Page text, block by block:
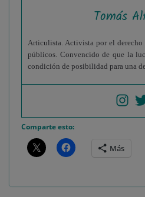
Tomás
Articulista. Activista por el
públicos. Convencido de que la
condición de posibilidad para una
Comparte esto:
Más